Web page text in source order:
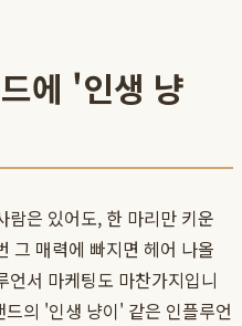
에 '인생 냥
은 있어도, 한 마리만 키운
그 매력에 빠지면 헤어 나올
언서 마케팅도 마찬가지입니
의 '인생 냥이' 같은 인플루언